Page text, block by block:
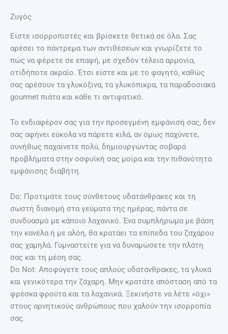
Ζυγός
Είστε ισορροπιστές και βρίσκετε θετικά σε όλα. Σας
αρέσει το πάντρεμα των αντιθέσεων και γνωρίζετε το
πώς να φέρετε σε επαφή, με σχεδόν τέλεια αρμονία,
οτιδήποτε ακραίο. Έτσι είστε και με το φαγητό, καθώς
σας αρέσουν τα γλυκόξινα, τα γλυκόπικρα, τα παραδοσιακά
gourmet πιάτα και κάθε τι αντιφατικό.
Το ενδιαφέρον σας για την προσεγμένη εμφάνισή σας, δεν
σας αφήνει εύκολα να πάρετε κιλά, αν όμως παχύνετε,
συνήθως παχαίνετε πολύ, δημιουργώντας σοβαρά
προβλήματα στην οσφυϊκή σας μοίρα και την πιθανότητα
εμφάνισης διαβήτη.
Do: Προτιμάτε τους σύνθετους υδατάνθρακες και τη
σωστή διανομή στα γεύματα της ημέρας, πάντα σε
συνδυασμό με κάποιο λαχανικό. Ένα συμπλήρωμα με βάση
την κανέλα ή με αλόη, θα κρατάει τα επίπεδα του ζαχάρου
σας χαμηλά. Γυμναστείτε για να δυναμώσετε την πλάτη
σας και τη μέση σας.
Do Not: Αποφύγετε τους απλούς υδατάνθρακες, τα γλυκά
και γενικότερα την ζάχαρη. Μην κρατάτε απόσταση από τα
φρέσκα φρούτα και τα λαχανικά. Ξεκινήστε να λέτε «όχι»
στους αρνητικούς ανθρώπους που χαλούν την ισορροπία
σας.